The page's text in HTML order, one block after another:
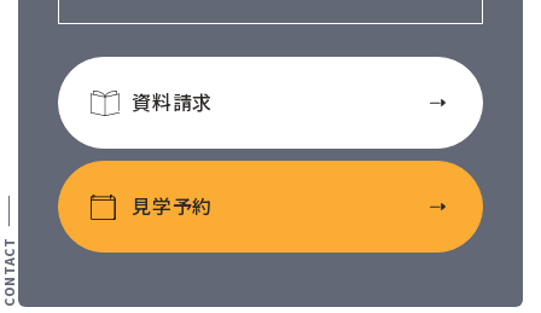
資料請求
見学予約